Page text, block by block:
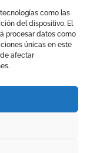
como las
del dispositivo. El
procesar datos como
únicas en este
afectar